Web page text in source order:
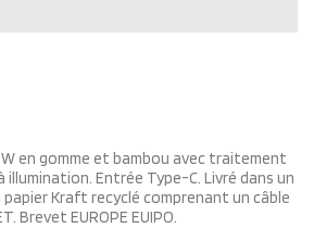
W en gomme et bambou avec traitement
Entrée Type-C. Livré dans un
Kraft recyclé comprenant un câble
Brevet EUROPE EUIPO.